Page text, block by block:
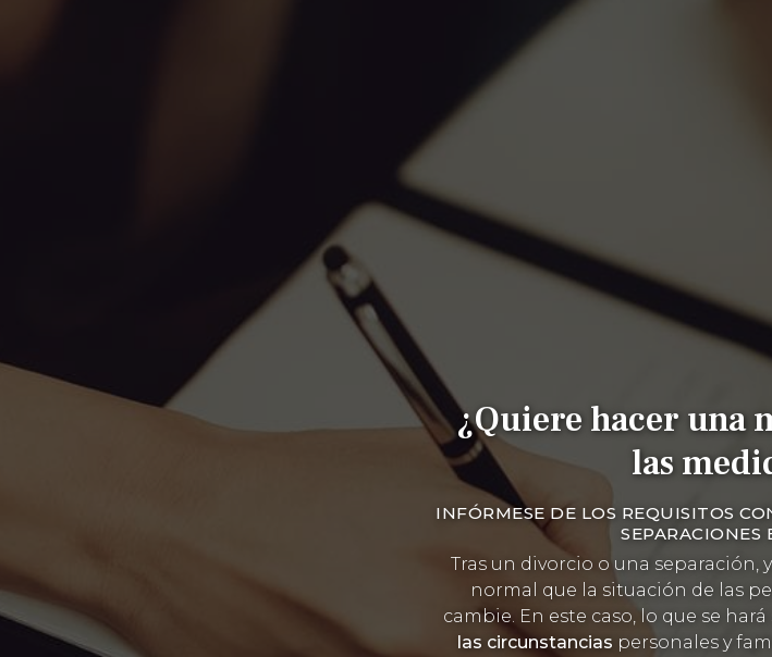
¿Quiere hacer una
las
INFÓRMESE DE LOS REQUISITOS
SEPARACIONES
Tras un divorcio o una separación,
normal que la situación de las
cambie. En este caso, lo que se hará
las circunstancias personales y